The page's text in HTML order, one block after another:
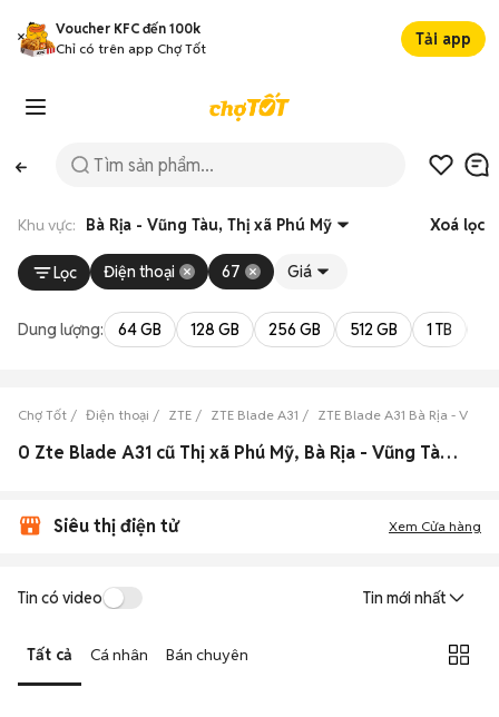
Voucher KFC đến 100k
Chỉ có trên app Chợ Tốt
Tải app
Khu vực: Bà Rịa - Vũng Tàu, Thị xã Phú Mỹ Xoá lọc
Lọc Điện thoại 67 Giá
Dung lượng: 64 GB 128 GB 256 GB 512 GB 1 TB
Chợ Tốt Điện thoại ZTE ZTE Blade A31 ZTE Blade A31 Bà Rịa - Vũng
0 Zte Blade A31 cũ Thị xã Phú Mỹ, Bà Rịa - Vũng Tàu đẹp
Siêu thị điện tử Xem Cửa hàng
Tin có video Tin mới nhất
Tất cả Cá nhân Bán chuyên